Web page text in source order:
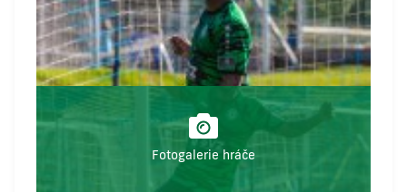
Fotogalerie hráče